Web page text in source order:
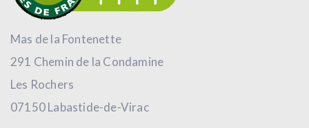
Mas de la Fontenette
291 Chemin de la Condamine
Les Rochers
07150 Labastide-de-Virac